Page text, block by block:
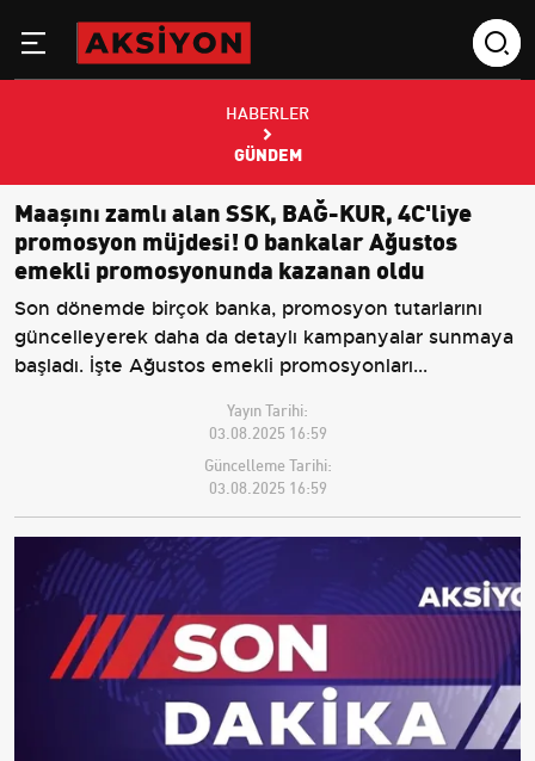
HABERLER
GÜNDEM
Maaşını zamlı alan SSK, BAĞ-KUR, 4C'liye
promosyon müjdesi! O bankalar Ağustos
emekli promosyonunda kazanan oldu
Son dönemde birçok banka, promosyon tutarlarını
güncelleyerek daha da detaylı kampanyalar sunmaya
başladı. İşte Ağustos emekli promosyonları...
Yayın Tarihi:
03.08.2025 16:59
Güncelleme Tarihi:
03.08.2025 16:59